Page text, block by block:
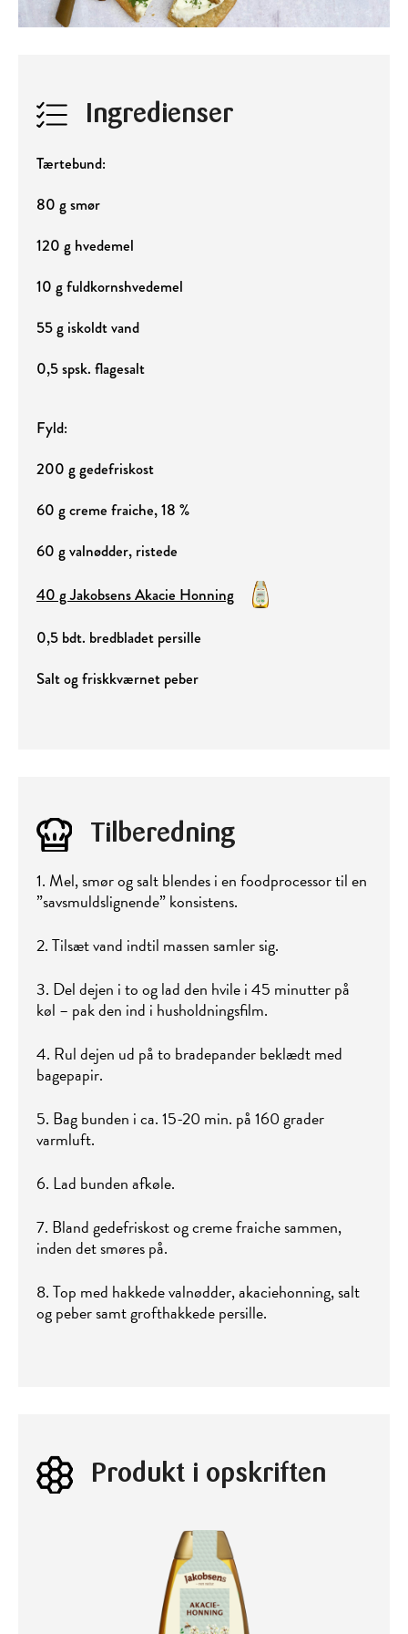
Ingredienser
Tærtebund:
80 g smør
120 g hvedemel
10 g fuldkornshvedemel
55 g iskoldt vand
0,5 spsk. flagesalt
Fyld:
200 g gedefriskost
60 g creme fraiche, 18 %
60 g valnødder, ristede
40 g Jakobsens Akacie Honning
0,5 bdt. bredbladet persille
Salt og friskkværnet peber
Tilberedning
1. Mel, smør og salt blendes i en foodprocessor til en
”savsmuldslignende” konsistens.
2. Tilsæt vand indtil massen samler sig.
3. Del dejen i to og lad den hvile i 45 minutter på
køl – pak den ind i husholdningsfilm.
4. Rul dejen ud på to bradepander beklædt med
bagepapir.
5. Bag bunden i ca. 15-20 min. på 160 grader
varmluft.
6. Lad bunden afkøle.
7. Bland gedefriskost og creme fraiche sammen,
inden det smøres på.
8. Top med hakkede valnødder, akaciehonning, salt
og peber samt grofthakkede persille.
Produkt i opskriften